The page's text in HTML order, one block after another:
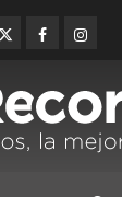
TwitterFacebook